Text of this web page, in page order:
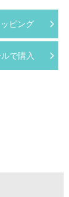
ピング
で購入